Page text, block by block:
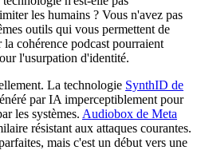
les humains ? Vous n'avez pas
outils qui vous permettent de
cohérence podcast pourraient
l'usurpation d'identité.
La technologie SynthID de
par IA imperceptiblement pour
les systèmes. Audiobox de Meta
résistant aux attaques courantes.
mais c'est un début vers une